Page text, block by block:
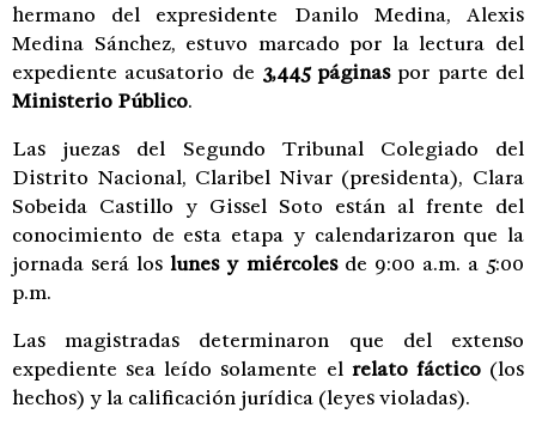
hermano del expresidente Danilo Medina, Alexis
Medina Sánchez, estuvo marcado por la lectura del
expediente acusatorio de 3,445 páginaspor parte del
Ministerio Público.
Las juezas del Segundo Tribunal Colegiado del
Distrito Nacional, Claribel Nivar (presidenta), Clara
Sobeida Castillo y Gissel Soto están al frente del
conocimiento de esta etapa y calendarizaron que la
jornada será los lunes y miércolesde 9:00 a.m. a 5:00
p.m.
Las magistradas determinaron que del extenso
expediente sea leído solamente el relato fáctico(los
hechos) y la calificación jurídica (leyes violadas).